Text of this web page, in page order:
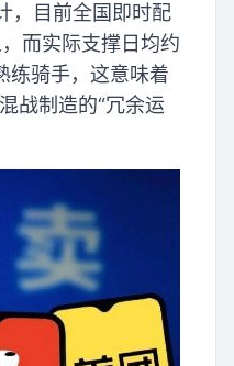
，目前全国即时配
而实际支撑日均约
练骑手，这意味着
战制造的“冗余运